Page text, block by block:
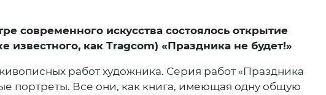
искусства состоялось открытие
известного, как Tragcom) «Праздника не будет!»
работ художника. Серия работ «Праздника
портреты. Все они, как книга, имеющая одну общую